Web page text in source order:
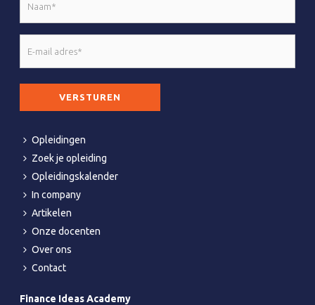
Opleidingen
Zoek je opleiding
Opleidingskalender
In company
Artikelen
Onze docenten
Over ons
Contact
Finance Ideas Academy